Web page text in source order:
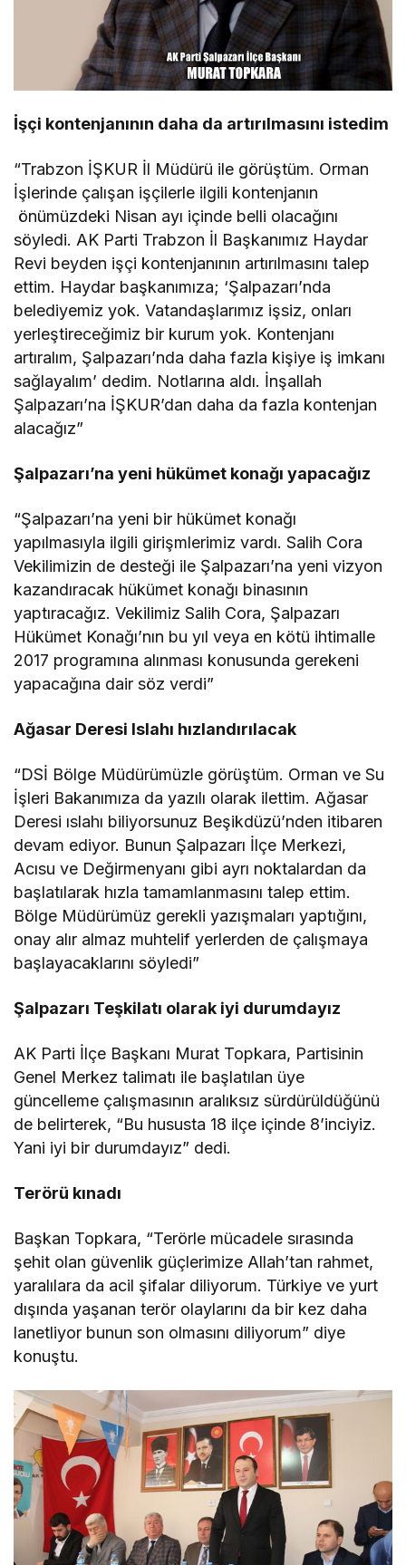
İşçi kontenjanının daha da artırılmasını istedim
“Trabzon İŞKUR İl Müdürü ile görüştüm. Orman
İşlerinde çalışan işçilerle ilgili kontenjanın
önümüzdeki Nisan ayı içinde belli olacağını
söyledi. AK Parti Trabzon İl Başkanımız Haydar
Revi beyden işçi kontenjanının artırılmasını talep
ettim. Haydar başkanımıza; ‘Şalpazarı’nda
belediyemiz yok. Vatandaşlarımız işsiz, onları
yerleştireceğimiz bir kurum yok. Kontenjanı
artıralım, Şalpazarı’nda daha fazla kişiye iş imkanı
sağlayalım’ dedim. Notlarına aldı. İnşallah
Şalpazarı’na İŞKUR’dan daha da fazla kontenjan
alacağız”
Şalpazarı’na yeni hükümet konağı yapacağız
“Şalpazarı’na yeni bir hükümet konağı
yapılmasıyla ilgili girişmlerimiz vardı. Salih Cora
Vekilimizin de desteği ile Şalpazarı’na yeni vizyon
kazandıracak hükümet konağı binasının
yaptıracağız. Vekilimiz Salih Cora, Şalpazarı
Hükümet Konağı’nın bu yıl veya en kötü ihtimalle
2017 programına alınması konusunda gerekeni
yapacağına dair söz verdi”
Ağasar Deresi Islahı hızlandırılacak
“DSİ Bölge Müdürümüzle görüştüm. Orman ve Su
İşleri Bakanımıza da yazılı olarak ilettim. Ağasar
Deresi ıslahı biliyorsunuz Beşikdüzü’nden itibaren
devam ediyor. Bunun Şalpazarı İlçe Merkezi,
Acısu ve Değirmenyanı gibi ayrı noktalardan da
başlatılarak hızla tamamlanmasını talep ettim.
Bölge Müdürümüz gerekli yazışmaları yaptığını,
onay alır almaz muhtelif yerlerden de çalışmaya
başlayacaklarını söyledi”
Şalpazarı Teşkilatı olarak iyi durumdayız
AK Parti İlçe Başkanı Murat Topkara, Partisinin
Genel Merkez talimatı ile başlatılan üye
güncelleme çalışmasının aralıksız sürdürüldüğünü
de belirterek, “Bu hususta 18 ilçe içinde 8’inciyiz.
Yani iyi bir durumdayız” dedi.
Terörü kınadı
Başkan Topkara, “Terörle mücadele sırasında
şehit olan güvenlik güçlerimize Allah’tan rahmet,
yaralılara da acil şifalar diliyorum. Türkiye ve yurt
dışında yaşanan terör olaylarını da bir kez daha
lanetliyor bunun son olmasını diliyorum” diye
konuştu.